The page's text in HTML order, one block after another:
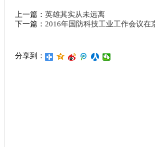
上一篇： 英雄其实从未远离
下一篇： 2016年国防科技工业工作会议在
分享到：